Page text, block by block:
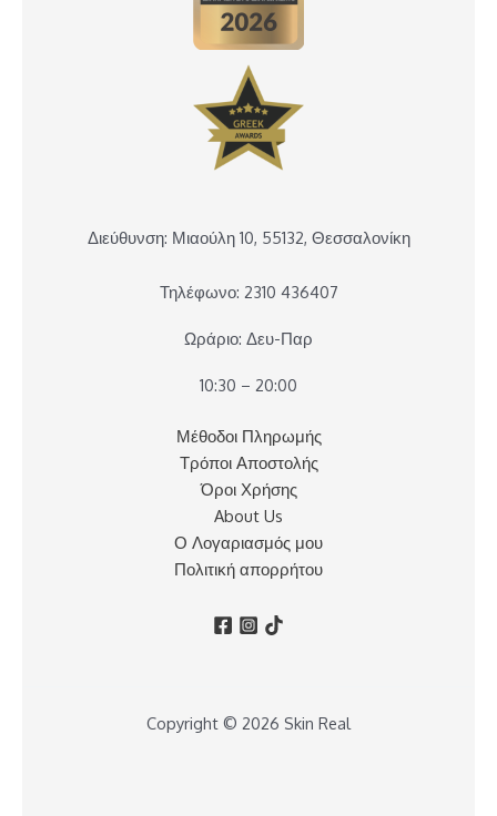
Διεύθυνση: Μιαούλη 10, 55132, Θεσσαλονίκη
Τηλέφωνο: 2310 436407
Ωράριο: Δευ-Παρ
10:30 – 20:00
Μέθοδοι Πληρωμής
Τρόποι Αποστολής
Όροι Χρήσης
About Us
Ο Λογαριασμός μου
Πολιτική απορρήτου
Copyright © 2026 Skin Real